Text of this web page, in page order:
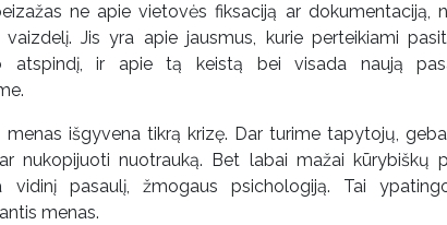
ne apie vietovės fiksaciją ar dokumentaciją,
Jis yra apie jausmus, kurie perteikiami
atspindį, ir apie tą keistą bei visada naują
menas išgyvena tikrą krizę. Dar turime tapytojų,
nukopijuoti nuotrauką. Bet labai mažai kūrybiškų
vidinį pasaulį, žmogaus psichologiją. Tai
menas.